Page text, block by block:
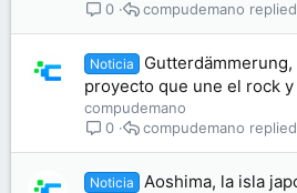
0
compudemano
Noticia
proyecto que une el rock
compudemano
0
compudemano
Noticia
Aoshima, la isla